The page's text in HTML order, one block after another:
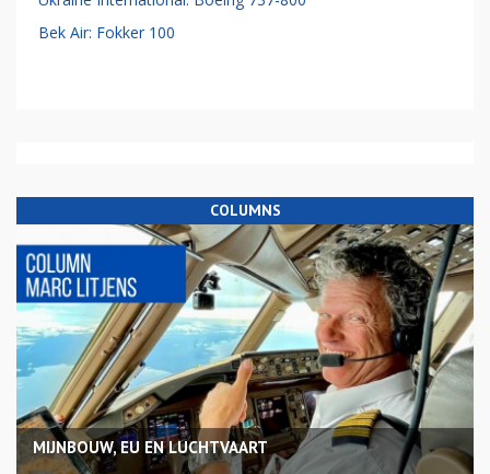
Bek Air: Fokker 100
COLUMNS
MIJNBOUW, EU EN LUCHTVAART